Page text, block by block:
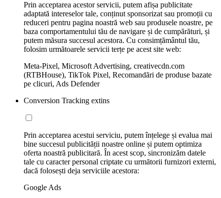
Prin acceptarea acestor servicii, putem afișa publicitate
adaptată intereselor tale, conținut sponsorizat sau promoții cu
reduceri pentru pagina noastră web sau produsele noastre, pe
baza comportamentului tău de navigare și de cumpărături, și
putem măsura succesul acestora. Cu consimțământul tău,
folosim următoarele servicii terțe pe acest site web:
Meta-Pixel, Microsoft Advertising, creativecdn.com
(RTBHouse), TikTok Pixel, Recomandări de produse bazate
pe clicuri, Ads Defender
Conversion Tracking extins
Prin acceptarea acestui serviciu, putem înțelege și evalua mai
bine succesul publicității noastre online și putem optimiza
oferta noastră publicitară. În acest scop, sincronizăm datele
tale cu caracter personal criptate cu următorii furnizori externi,
dacă folosești deja serviciile acestora:
Google Ads